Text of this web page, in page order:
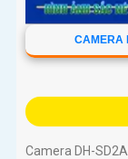
CAMERA
Camera DH-